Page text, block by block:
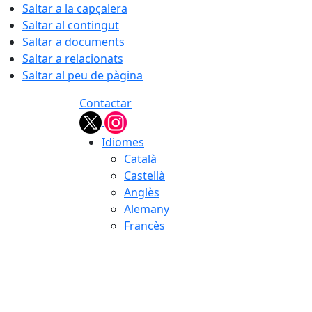
Saltar a la capçalera
Saltar al contingut
Saltar a documents
Saltar a relacionats
Saltar al peu de pàgina
Contactar
Idiomes
Català
Castellà
Anglès
Alemany
Francès